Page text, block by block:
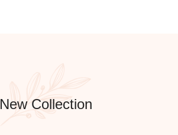
New Collection